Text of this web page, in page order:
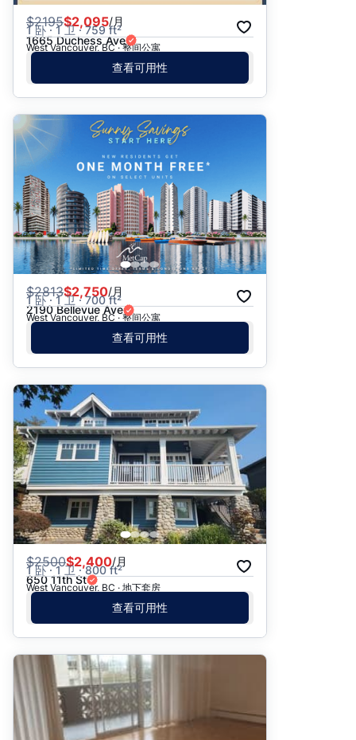
$2195$2,095/月
1 卧 · 1 卫 · 759 ft²
1665 Duchess Ave
West Vancouver, BC · 整间公寓
查看可用性
$2813$2,750/月
1 卧 · 1 卫 · 700 ft²
2190 Bellevue Ave
West Vancouver, BC · 整间公寓
查看可用性
$2500$2,400/月
1 卧 · 1 卫 · 800 ft²
650 11th St
West Vancouver, BC · 地下套房
查看可用性